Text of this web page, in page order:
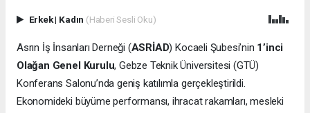
Erkek| Kadın (Haberi Sesli Oku)
Asrın İş İnsanları Derneği (ASRİAD) Kocaeli Şubesi’nin 1’inci
Olağan Genel Kurulu, Gebze Teknik Üniversitesi (GTÜ)
Konferans Salonu’nda geniş katılımla gerçekleştirildi.
Ekonomideki büyüme performansı, ihracat rakamları, mesleki